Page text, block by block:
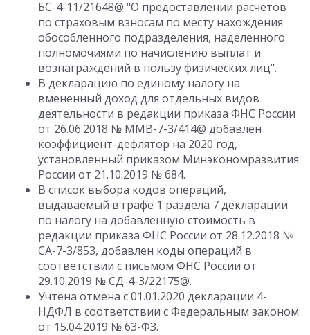
БС-4-11/21648@ "О предоставлении расчетов
по страховым взносам по месту нахождения
обособленного подразделения, наделенного
полномочиями по начислению выплат и
вознаграждений в пользу физических лиц".
В декларацию по единому налогу на
вмененный доход для отдельных видов
деятельности в редакции приказа ФНС России
от 26.06.2018 № ММВ-7-3/414@ добавлен
коэффициент-дефлятор на 2020 год,
установленный приказом Минэкономразвития
России от 21.10.2019 № 684.
В список выбора кодов операций,
выдаваемый в графе 1 раздела 7 декларации
по налогу на добавленную стоимость в
редакции приказа ФНС России от 28.12.2018 №
СА-7-3/853, добавлен коды операций в
соответствии с письмом ФНС России от
29.10.2019 № СД-4-3/22175@.
Учтена отмена с 01.01.2020 декларации 4-
НДФЛ в соответствии с Федеральным законом
от 15.04.2019 № 63-ФЗ.